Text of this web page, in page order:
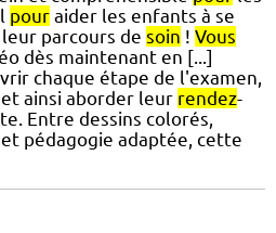
pour aider les enfants à se
parcours de soin ! Vous
dès maintenant en [...]
chaque étape de l'examen,
ainsi aborder leur rendez-
Entre dessins colorés,
pédagogie adaptée, cette